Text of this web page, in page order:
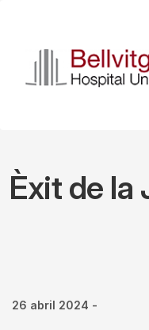
contingut
Èxit de la
26 abril 2024 -